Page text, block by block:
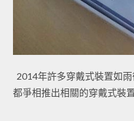
2014年許多穿戴式裝置如
都爭相推出相關的穿戴式裝